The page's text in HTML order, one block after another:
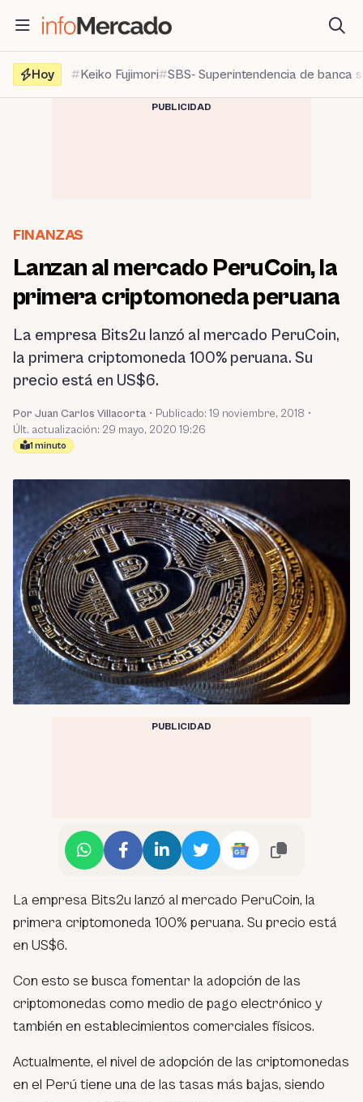
contenido
Hoy
Keiko Fujimori SBS- Superintendencia de banca
PUBLICIDAD
FINANZAS
Lanzan al mercado PeruCoin, la
primera criptomoneda peruana
La empresa Bits2u lanzó al mercado PeruCoin,
la primera criptomoneda 100% peruana. Su
precio está en US$6.
Por Juan Carlos Villacorta • Publicado: 19 noviembre, 2018 •
Últ. actualización: 29 mayo, 2020 19:26
1 minuto
PUBLICIDAD
La empresa Bits2u lanzó al mercado PeruCoin, la
primera criptomoneda 100% peruana. Su precio está
en US$6.
Con esto se busca fomentar la adopción de las
criptomonedas como medio de pago electrónico y
también en establecimientos comerciales físicos.
Actualmente, el nivel de adopción de las criptomonedas
en el Perú tiene una de las tasas más bajas, siendo